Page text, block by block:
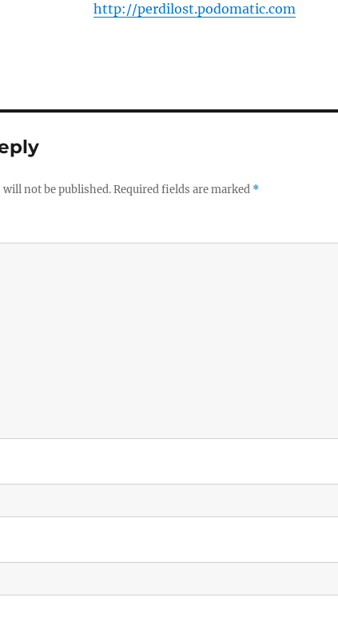
http://perdilost.podomatic.com
will not be published.Required fields are marked *